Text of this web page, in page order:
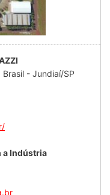
- Jundiaí/SP
a Indústria